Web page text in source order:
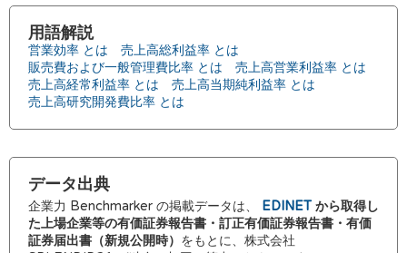
用語解説
営業効率 とは
売上高総利益率 とは
販売費および一般管理費比率 とは
売上高営業利益率 とは
売上高経常利益率 とは
売上高当期純利益率 とは
売上高研究開発費比率 とは
データ出典
企業力 Benchmarker の掲載データは、 EDINETから取得し
た上場企業等の有価証券報告書・訂正有価証券報告書・有価
証券届出書（新規公開時） をもとに、株式会社